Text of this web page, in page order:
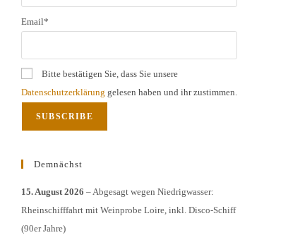
Email*
Bitte bestätigen Sie, dass Sie unsere
Datenschutzerklärung gelesen haben und ihr zustimmen.
Demnächst
15. August 2026 – Abgesagt wegen Niedrigwasser:
Rheinschifffahrt mit Weinprobe Loire, inkl. Disco-Schiff
(90er Jahre)